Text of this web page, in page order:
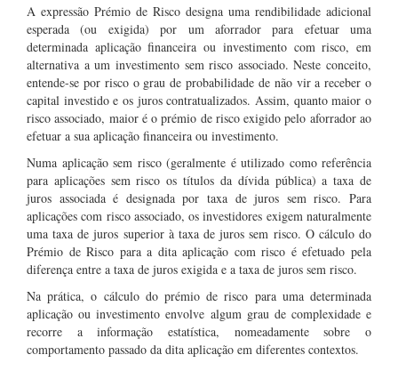
A expressão Prémio de Risco designa uma rendibilidade adicional
esperada (ou exigida) por um aforrador para efetuar uma
determinada aplicação financeira ou investimento com risco, em
alternativa a um investimento sem risco associado. Neste conceito,
entende-se por risco o grau de probabilidade de não vir a receber o
capital investido e os juros contratualizados. Assim, quanto maior o
risco associado, maior é o prémio de risco exigido pelo aforrador ao
efetuar a sua aplicação financeira ou investimento.
Numa aplicação sem risco (geralmente é utilizado como referência
para aplicações sem risco os títulos da dívida pública) a taxa de
juros associada é designada por taxa de juros sem risco. Para
aplicações com risco associado, os investidores exigem naturalmente
uma taxa de juros superior à taxa de juros sem risco. O cálculo do
Prémio de Risco para a dita aplicação com risco é efetuado pela
diferença entre a taxa de juros exigida e a taxa de juros sem risco.
Na prática, o cálculo do prémio de risco para uma determinada
aplicação ou investimento envolve algum grau de complexidade e
recorre a informação estatística, nomeadamente sobre o
comportamento passado da dita aplicação em diferentes contextos.